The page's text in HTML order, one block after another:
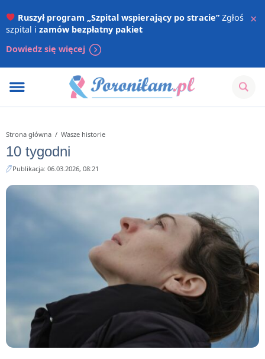
Ruszył program „Szpital wspierający po stracie”Zgłoś
szpital i zamów bezpłatny pakiet
Dowiedz się więcej
×
Strona główna / Wasze historie
10 tygodni
Publikacja: 06.03.2026, 08:21